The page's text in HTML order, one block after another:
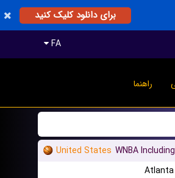
برای دانلود کلیک کنید
FA
راهنما
United States WNBA